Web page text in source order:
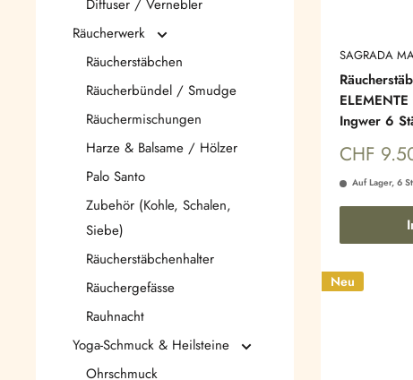
Diffuser / Vernebler
Räucherwerk
Räucherstäbchen
Räucherbündel / Smudge
Räuchermischungen
Harze & Balsame / Hölzer
Palo Santo
Zubehör (Kohle, Schalen,
Siebe)
Räucherstäbchenhalter
Räuchergefässe
Rauhnacht
Yoga-Schmuck & Heilsteine
Ohrschmuck
SAGRADA
Ingwer 6
CHF
Auf Lager, 6
Neu